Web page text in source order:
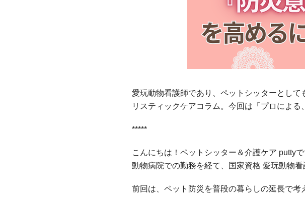
愛玩動物看護師であり、ペットシッターとし
リスティックケアコラム。今回は「プロによ
*****
こんにちは！ペットシッター＆介護ケア puttyで
動物病院での勤務を経て、国家資格 愛玩動物
前回は、ペット防災を普段の暮らしの延長で考